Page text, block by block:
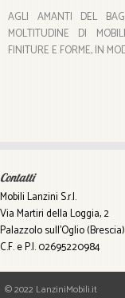
AGLI AMANTI DEL
MOLTITUDINE DI
FINITURE E FORME, IN
Contatti
Mobili Lanzini S.r.l.
Via Martiri della Loggia, 2
Palazzolo sull'Oglio (Brescia)
C.F. e P.I. 02695220984
© 2022 LanziniMobili.it